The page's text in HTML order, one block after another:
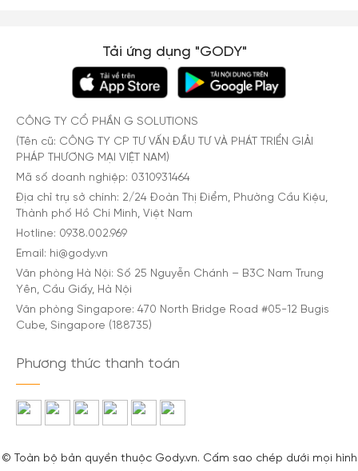
Tải ứng dụng "GODY"
CÔNG TY CỔ PHẦN G SOLUTIONS
(Tên cũ: CÔNG TY CP TƯ VẤN ĐẦU TƯ VÀ PHÁT TRIỂN GIẢI
PHÁP THƯƠNG MẠI VIỆT NAM)
Mã số doanh nghiệp: 0310931464
Địa chỉ trụ sở chính: 2/24 Đoàn Thị Điểm, Phường Cầu Kiệu,
Thành phố Hồ Chí Minh, Việt Nam
Hotline: 0938.002.969
Email: hi@gody.vn
Văn phòng Hà Nội: Số 25 Nguyễn Chánh – B3C Nam Trung
Yên, Cầu Giấy, Hà Nội
Văn phòng Singapore: 470 North Bridge Road #05-12 Bugis
Cube, Singapore (188735)
Phương thức thanh toán
© Toàn bộ bản quyền thuộc Gody.vn. Cấm sao chép dưới mọi hình